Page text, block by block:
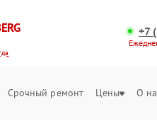
+7
Срочный ремонт Цены О